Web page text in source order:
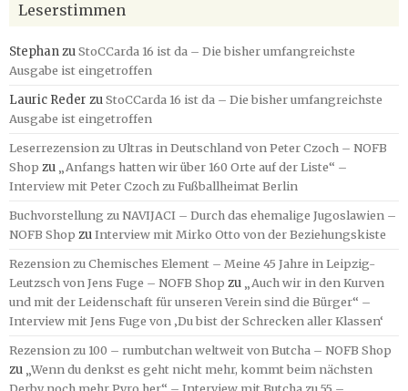
Leserstimmen
StephanzuStoCCarda 16 ist da – Die bisher umfangreichste
Ausgabe ist eingetroffen
Lauric Reder zuStoCCarda 16 ist da – Die bisher umfangreichste
Ausgabe ist eingetroffen
Leserrezension zu Ultras in Deutschland von Peter Czoch – NOFB
Shop zu
„Anfangs hatten wir über 160 Orte auf der Liste“ –
Interview mit Peter Czoch zu Fußballheimat Berlin
Buchvorstellung zu NAVIJACI – Durch das ehemalige Jugoslawien –
NOFB Shop zuInterview mit Mirko Otto von der Beziehungskiste
Rezension zu Chemisches Element – Meine 45 Jahre in Leipzig-
Leutzsch von Jens Fuge – NOFB Shop zu
„Auch wir in den Kurven
und mit der Leidenschaft für unseren Verein sind die Bürger“ –
Interview mit Jens Fuge von ‚Du bist der Schrecken aller Klassen‘
Rezension zu 100 – rumbutchan weltweit von Butcha – NOFB Shop
zu „Wenn du denkst es geht nicht mehr, kommt beim nächsten